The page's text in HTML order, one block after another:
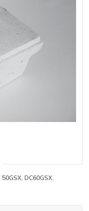
DC60GSX,